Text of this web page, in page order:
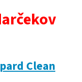
Clean